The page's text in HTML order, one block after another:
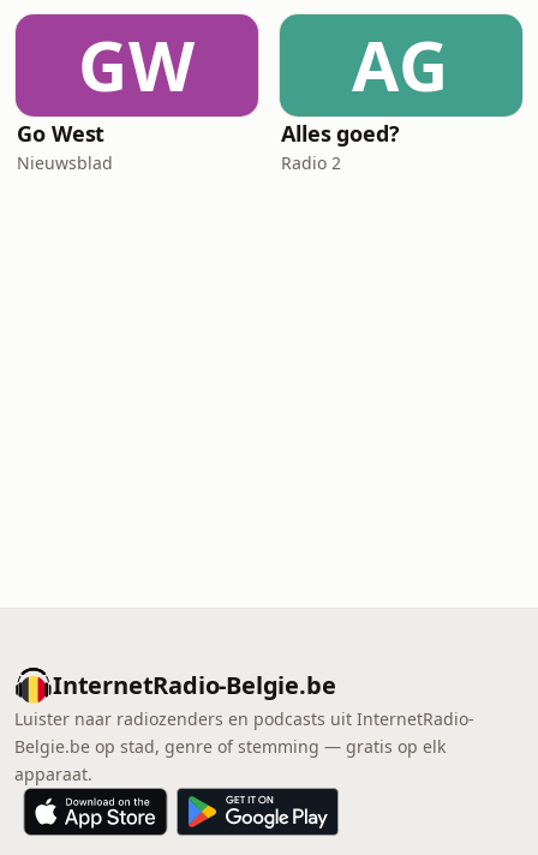
GW
Go West
Nieuwsblad
AG
Alles goed?
Radio 2
InternetRadio-Belgie.be
Luister naar radiozenders en podcasts uit InternetRadio-
Belgie.be op stad, genre of stemming — gratis op elk
apparaat.